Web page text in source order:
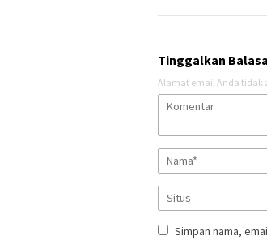
Tinggalkan
Alamat email Anda tidak
Simpan nama,